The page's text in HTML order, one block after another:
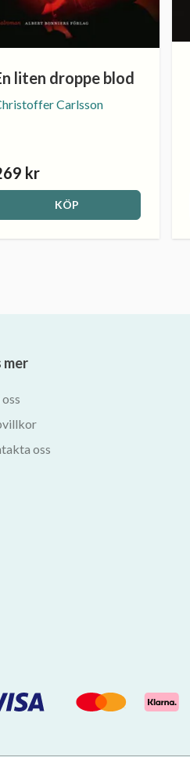
liten droppe blod
Carlsson
kr
KÖP
mer
oss